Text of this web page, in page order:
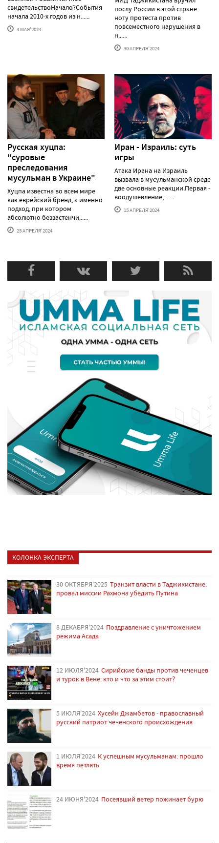
свидетельствоНачало?События
начала 2010-х годов из н......
3 МАЯ'2024
послу России в этой стране
ноту протеста против
повсеместного нарушения в
н......
30 АПРЕЛЯ'2024
Русская хуцпа:
"суровые
преследования
мусульман в Украине"
Хуцпа известна во всем мире
как еврейский бренд, а именно
подход, при котором
абсолютно беззастенчи......
25 АПРЕЛЯ'2024
Иран - Израиль: суть
игры
Атака Ирана на Израиль
вызвала в мусульманской среде
две основные реакции.Первая -
воодушевление, ......
15 АПРЕЛЯ'2024
КОЛОНКА ЭКСПЕРТА
30 ОКТЯБРЯ'2025 Транзит власти в Таджикистане:
провал миссии Рахмона убедить Путина
8 ДЕКАБРЯ'2024 Поздравление с уничтожением
режима Асада
12 ИЮЛЯ'2024 Сирийские банды против чеченцев
и турок в Вене: кто и что за этим стоит?
5 ИЮЛЯ'2024 Хусейн Джамбетов - православный
русский патриот чеченского происхождения
1 ИЮЛЯ'2024 К успешным мусульманам: прошло
время петлять
24 ИЮНЯ'2024 Посеявший ветер пожинает бурю